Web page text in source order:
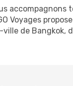
Voyages
de